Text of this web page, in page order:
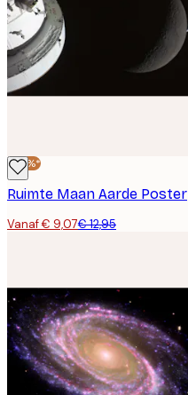
-30%*
Ruimte Maan Aarde Poster
Vanaf € 9,07€ 12,95